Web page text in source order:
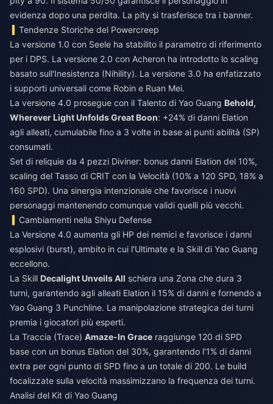
evidenza dopo una perdita. La pity si trasferisce tra i banner.
Tendenze Storiche del Powercreep
La versione 1.0 con Seele ha stabilito il parametro di riferimento
per i DPS. La versione 2.0 con Acheron ha introdotto lo scaling
basato sull'Inesistenza (Nihility). La versione 3.0 ha enfatizzato
i supporti universali come Robin e Ruan Mei.
La versione 4.0 prosegue con il Talento di Yao Guang Behold,
Wherever Light Unfolds Great Boon: +24% di danni Elation
agli alleati, cumulabile fino a 3 volte in base ai punti abilità (SP)
consumati.
Set di reliquie da 4 pezzi Diviner: bonus danni Elation del 10%,
scaling del Tasso di CRIT con la Velocità (10% a 120 SPD, 18% a
160 SPD). Una sinergia intenzionale che favorisce i nuovi
personaggi mantenendo comunque validi quelli più vecchi.
Cambiamenti nella Shiyu Defense
La Versione 4.0 aumenta gli HP dei nemici e favorisce i danni
esplosivi (burst), ambito in cui l'Ultimate e la Skill di Yao Guang
eccellono.
La Skill Decalight Unveils All schiera una Zona che dura 3
turni, garantendo agli alleati Elation il 15% di danni e fornendo a
Yao Guang 3 Punchline. La manipolazione strategica dei turni
premia i giocatori più esperti.
La Traccia (Trace) Amaze-In Grace raggiunge 120 di SPD
base con un bonus Elation del 30%, garantendo l'1% di danni
extra per ogni punto di SPD fino a un totale di 200. Le build
focalizzate sulla velocità massimizzano la frequenza dei turni.
Analisi del Kit di Yao Guang